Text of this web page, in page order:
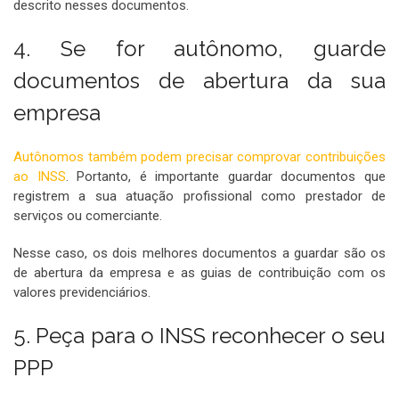
descrito nesses documentos.
4. Se for autônomo, guarde
documentos de abertura da sua
empresa
Autônomos também podem precisar comprovar contribuições
ao INSS. Portanto, é importante guardar documentos que
registrem a sua atuação profissional como prestador de
serviços ou comerciante.
Nesse caso, os dois melhores documentos a guardar são os
de abertura da empresa e as guias de contribuição com os
valores previdenciários.
5. Peça para o INSS reconhecer o seu
PPP